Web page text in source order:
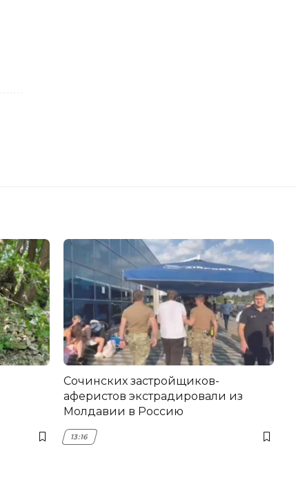
Сочинских застройщиков-
аферистов экстрадировали из
Молдавии в Россию
13:16